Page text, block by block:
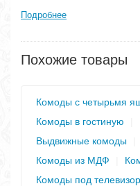
Подробнее
Похожие товары
Комоды с четырьмя
Комоды в гостиную
Выдвижные комоды
Комоды из МДФ
Комоды под телевизор